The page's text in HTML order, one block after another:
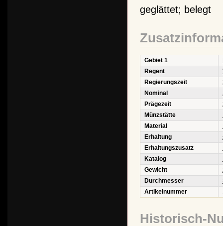
geglättet; belegt
Gebiet 1
Regent
Regierungszeit
Nominal
Prägezeit
Münzstätte
Material
Erhaltung
Erhaltungszusatz
Katalog
Gewicht
Durchmesser
Artikelnummer
Historisch-